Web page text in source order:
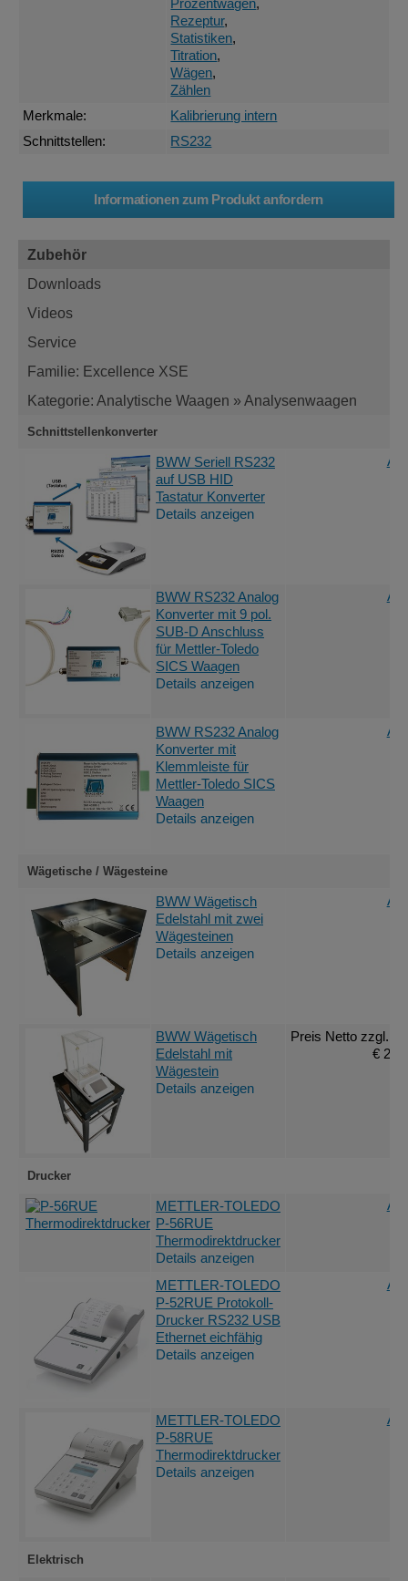
Prozentwägen,
Rezeptur,
Statistiken,
Titration,
Wägen,
Zählen
Merkmale:
Kalibrierung intern
Schnittstellen:
RS232
Zubehör
Downloads
Videos
Service
Familie: Excellence XSE
Kategorie: Analytische Waagen » Analysenwaagen
Schnittstellenkonverter
BWW Seriell RS232
auf USB HID
Tastatur Konverter
Details anzeigen
BWW RS232 Analog
Konverter mit 9 pol.
SUB-D Anschluss
für Mettler-Toledo
SICS Waagen
Details anzeigen
BWW RS232 Analog
Konverter mit
Klemmleiste für
Mettler-Toledo SICS
Waagen
Details anzeigen
Wägetische / Wägesteine
BWW Wägetisch
Edelstahl mit zwei
Wägesteinen
Details anzeigen
BWW Wägetisch
Edelstahl mit
Wägestein
Details anzeigen
Preis Netto zzgl.
€
Drucker
METTLER-TOLEDO
P-56RUE
Thermodirektdrucker
Details anzeigen
METTLER-TOLEDO
P-52RUE Protokoll-
Drucker RS232 USB
Ethernet eichfähig
Details anzeigen
METTLER-TOLEDO
P-58RUE
Thermodirektdrucker
Details anzeigen
Elektrisch